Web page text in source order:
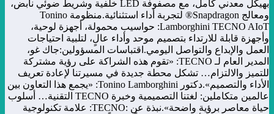
بهيكل معدني كامل، مع مصفوفة LED خلفية وشريط ضوئي نابض،
ومعالج Snapdragon® لتجربة أداء استثنائية.منظومة Tonino
Lamborghini TECNO AIoT: حواسيب محمولة، أجهزة لوحية،
وأجهزة قابلة للارتداء بتصميم موحد وأداء عالٍ، لتلبية احتياجات
العمل والإبداع والتواصل اليومي.اقتباسات المسؤولين:جاك غو،
المدير العام لـ TECNO: «تقوم هذه الشراكة على رؤية مشتركة
للتميز والالتزام… تشكل محطة جديدة في مسيرتنا لإعادة تعريف
الأداء والتصميم».دكتور Tonino Lamborghini: «يجمع هذا التعاون بين
عالمين متكاملين: لغتنا التصميمية وخبرة TECNO التقنية… أسلوب
حياة معاصر برؤية واضحة».نبذة عن :TECNO: علامة تكنولوجية